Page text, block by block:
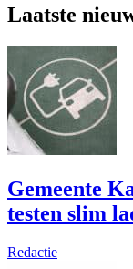
Laatste
Gemeente
testen slim
Redactie